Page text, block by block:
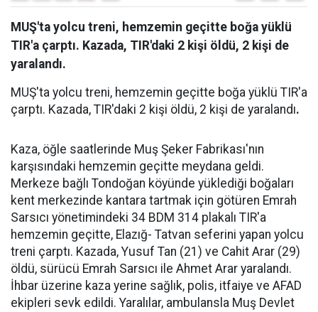
MUŞ'ta yolcu treni, hemzemin geçitte boğa yüklü
TIR'a çarptı. Kazada, TIR'daki 2 kişi öldü, 2 kişi de
yaralandı.
MUŞ'ta yolcu treni, hemzemin geçitte boğa yüklü TIR'a
çarptı. Kazada, TIR'daki 2 kişi öldü, 2 kişi de yaralandı.
Kaza, öğle saatlerinde Muş Şeker Fabrikası'nın
karşısındaki hemzemin geçitte meydana geldi.
Merkeze bağlı Tondoğan köyünde yüklediği boğaları
kent merkezinde kantara tartmak için götüren Emrah
Sarsıcı yönetimindeki 34 BDM 314 plakalı TIR'a
hemzemin geçitte, Elazığ- Tatvan seferini yapan yolcu
treni çarptı. Kazada, Yusuf Tan (21) ve Cahit Arar (29)
öldü, sürücü Emrah Sarsıcı ile Ahmet Arar yaralandı.
İhbar üzerine kaza yerine sağlık, polis, itfaiye ve AFAD
ekipleri sevk edildi. Yaralılar, ambulansla Muş Devlet